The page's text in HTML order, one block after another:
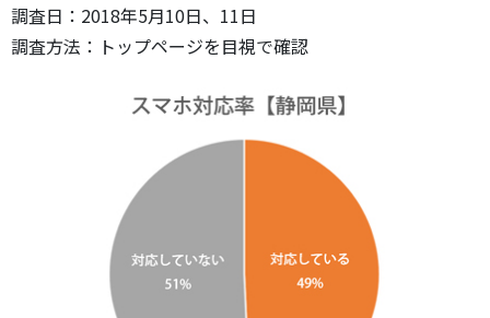
調査日：2018年5月10日、11日
調査方法：トップページを目視で確認